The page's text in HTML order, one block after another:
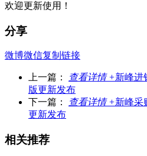
欢迎更新使用！
分享
微博微信复制链接
上一篇： 查看详情 +新峰进
版更新发布
下一篇：
查看详情 +新峰采
更新发布
相关推荐